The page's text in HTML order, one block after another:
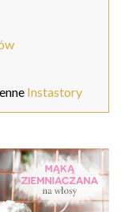
Instastory